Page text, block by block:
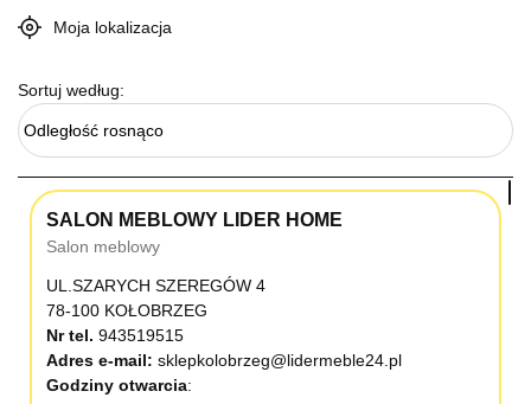
Moja lokalizacja
Sortuj według:
Odległość rosnąco
SALON MEBLOWY LIDER HOME
Salon meblowy
UL.SZARYCH SZEREGÓW 4
78-100 KOŁOBRZEG
Nr tel. 943519515
Adres e-mail: sklepkolobrzeg@lidermeble24.pl
Godziny otwarcia